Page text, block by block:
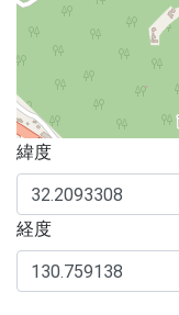
緯度
経度